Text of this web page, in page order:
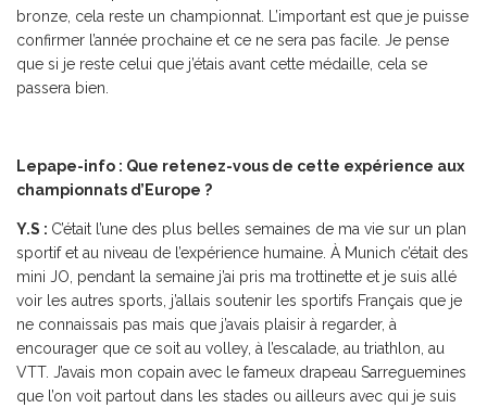
bronze, cela reste un championnat. L’important est que je puisse
confirmer l’année prochaine et ce ne sera pas facile. Je pense
que si je reste celui que j’étais avant cette médaille, cela se
passera bien.
Lepape-info : Que retenez-vous de cette expérience aux
championnats d’Europe ?
Y.S : C’était l’une des plus belles semaines de ma vie sur un plan
sportif et au niveau de l’expérience humaine. À Munich c’était des
mini JO, pendant la semaine j’ai pris ma trottinette et je suis allé
voir les autres sports, j’allais soutenir les sportifs Français que je
ne connaissais pas mais que j’avais plaisir à regarder, à
encourager que ce soit au volley, à l’escalade, au triathlon, au
VTT. J’avais mon copain avec le fameux drapeau Sarreguemines
que l’on voit partout dans les stades ou ailleurs avec qui je suis